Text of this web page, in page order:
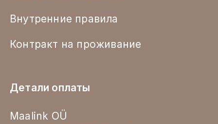
Внутренние правила
Контракт на проживание
Детали оплаты
Maalink OÜ